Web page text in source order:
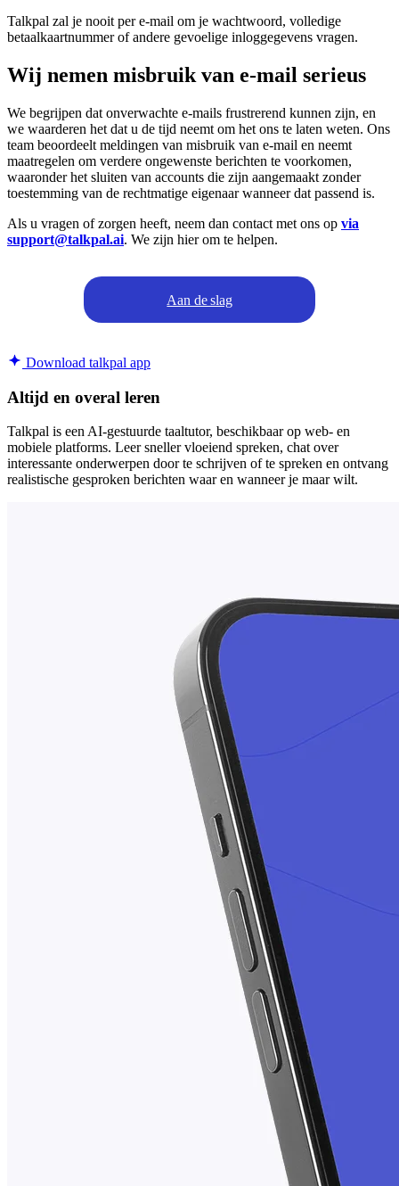
Talkpal zal je nooit per e-mail om je wachtwoord, volledige
betaalkaartnummer of andere gevoelige inloggegevens vragen.
Wij nemen misbruik van e-mail serieus
We begrijpen dat onverwachte e-mails frustrerend kunnen zijn, en
we waarderen het dat u de tijd neemt om het ons te laten weten. Ons
team beoordeelt meldingen van misbruik van e-mail en neemt
maatregelen om verdere ongewenste berichten te voorkomen,
waaronder het sluiten van accounts die zijn aangemaakt zonder
toestemming van de rechtmatige eigenaar wanneer dat passend is.
Als u vragen of zorgen heeft, neem dan contact met ons op via
support@talkpal.ai. We zijn hier om te helpen.
Aan de slag
Download talkpal app
Altijd en overal leren
Talkpal is een AI-gestuurde taaltutor, beschikbaar op web- en
mobiele platforms. Leer sneller vloeiend spreken, chat over
interessante onderwerpen door te schrijven of te spreken en ontvang
realistische gesproken berichten waar en wanneer je maar wilt.